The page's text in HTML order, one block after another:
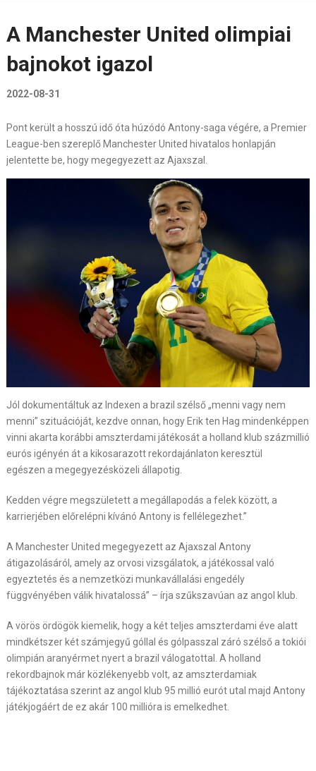
A Manchester United olimpiai
bajnokot igazol
2022-08-31
Pont került a hosszú idő óta húzódó Antony-saga végére, a Premier
League-ben szereplő Manchester United hivatalos honlapján
jelentette be, hogy megegyezett az Ajaxszal.
Jól dokumentáltuk az Indexen a brazil szélső „menni vagy nem
menni” szituációját, kezdve onnan, hogy Erik ten Hag mindenképpen
vinni akarta korábbi amszterdami játékosát a holland klub százmillió
eurós igényén át a kikosarazott rekordajánlaton keresztül
egészen a megegyezésközeli állapotig.
Kedden végre megszületett a megállapodás a felek között, a
karrierjében előrelépni kívánó Antony is fellélegezhet.”
A Manchester United megegyezett az Ajaxszal Antony
átigazolásáról, amely az orvosi vizsgálatok, a játékossal való
egyeztetés és a nemzetközi munkavállalási engedély
függvényében válik hivatalossá” – írja szűkszavúan az angol klub.
A vörös ördögök kiemelik, hogy a két teljes amszterdami éve alatt
mindkétszer két számjegyű góllal és gólpasszal záró szélső a tokiói
olimpián aranyérmet nyert a brazil válogatottal. A holland
rekordbajnok már közlékenyebb volt, az amszterdamiak
tájékoztatása szerint az angol klub 95 millió eurót utal majd Antony
játékjogáért de ez akár 100 millióra is emelkedhet.